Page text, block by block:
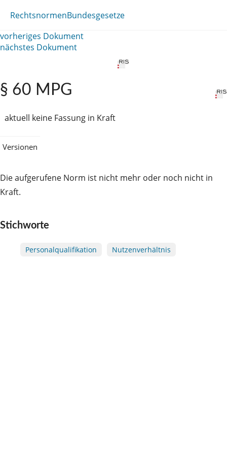
RechtsnormenBundesgesetze
vorheriges Dokument
nächstes Dokument
§ 60 MPG
aktuell keine Fassung in Kraft
Versionen
Die aufgerufene Norm ist nicht mehr oder noch nicht in
Kraft.
Stichworte
Personalqualifikation Nutzenverhältnis